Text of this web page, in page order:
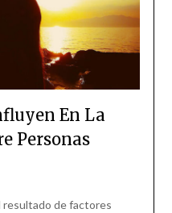
En La
Personas
resultado de factores